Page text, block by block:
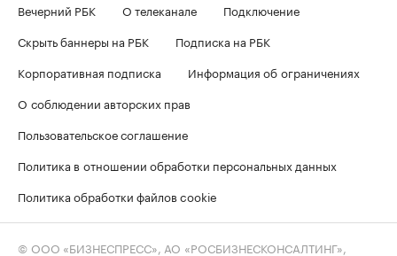
Вечерний РБК
О телеканале
Подключение
Скрыть баннеры на РБК
Подписка на РБК
Корпоративная подписка
Информация об ограничениях
О соблюдении авторских прав
Пользовательское соглашение
Политика в отношении обработки персональных данных
Политика обработки файлов cookie
© ООО «БИЗНЕСПРЕСС», АО «РОСБИЗНЕСКОНСАЛТИНГ»,